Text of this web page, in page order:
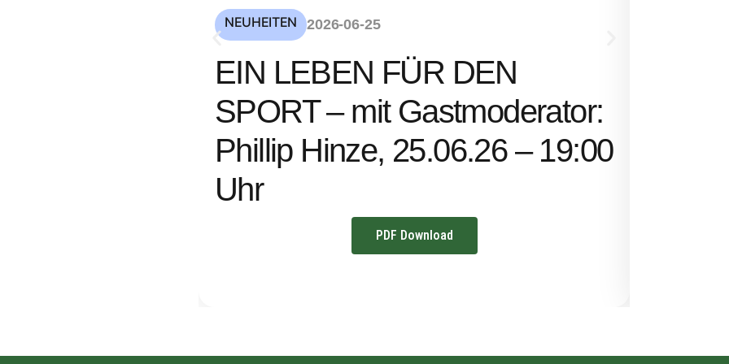
NEUHEITEN 2026-06-25
EIN LEBEN FÜR DEN
SPORT – mit Gastmoderator:
Phillip Hinze, 25.06.26 – 19:00
Uhr
PDF Download